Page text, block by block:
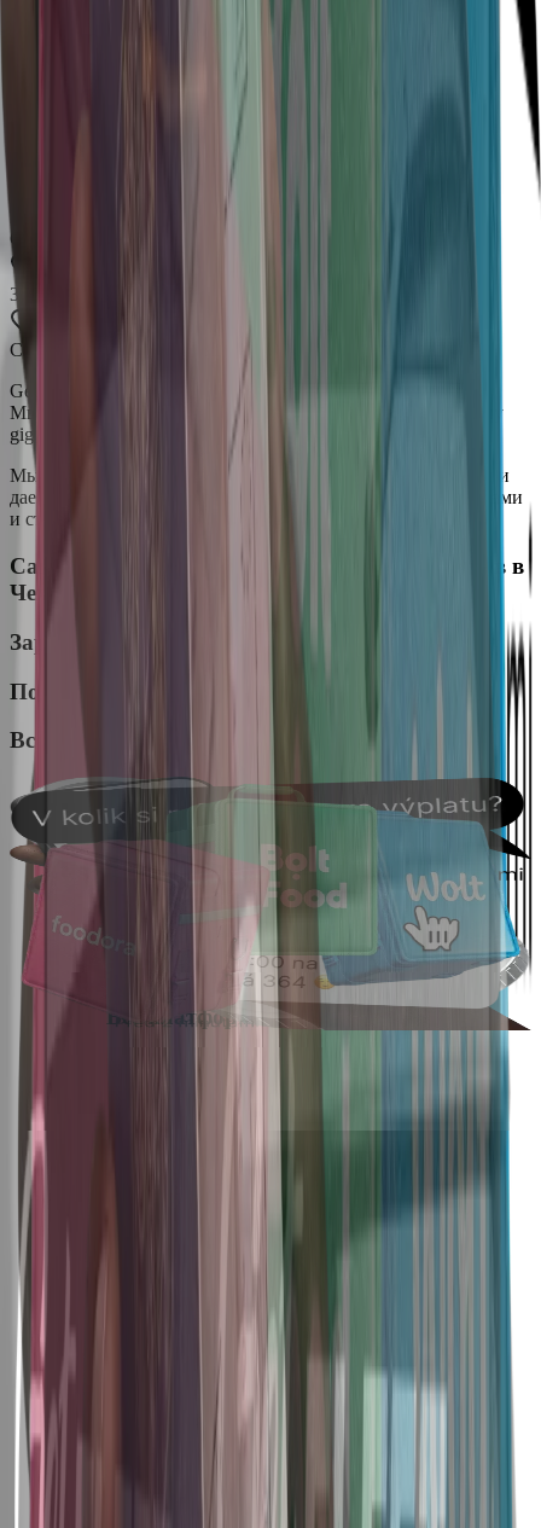
Самая низкая комиссия в Чехии
Сверхбыстрая регистрация
3 платформы
Самая низкая комиссия в Чехии
Get Fleet — это не просто платформа,
Мы строим платформу, которая объединяет всю экосистему
gig economy — курьеров, компании и платформы.
Мы упрощаем выход на рынок, автоматизируем операции и
даем возможность быстро масштабироваться между городами
и странами.
Самая низкая комиссия
среди всех автопарков в
Чехии
Заработок
Поддержка для наших курьеров
Все платформы
Самая низкая комиссия среди
всех автопарков в Чехии
каждую неделю
Поддержка для наших
24/7
Все платформы
в одном месте